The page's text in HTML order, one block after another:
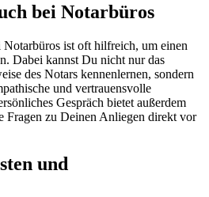
bei Notarbüros
ist oft hilfreich, um einen
Dabei kannst Du nicht nur das
des Notars kennenlernen, sondern
und vertrauensvolle
Gespräch bietet außerdem
zu Deinen Anliegen direkt vor
und